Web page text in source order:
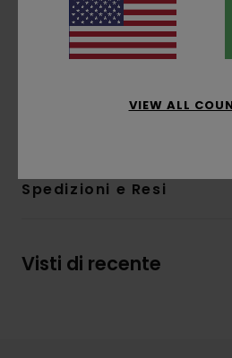
Cappuccio
Ricamo logo sul petto
Etichetta tessuta laterale
Composizione[Tessuto
Spedizioni e Resi
Visti di recente
VIEW ALL